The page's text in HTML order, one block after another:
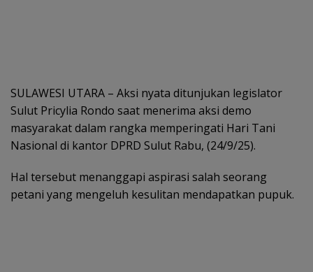
SULAWESI UTARA – Aksi nyata ditunjukan legislator
Sulut Pricylia Rondo saat menerima aksi demo
masyarakat dalam rangka memperingati Hari Tani
Nasional di kantor DPRD Sulut Rabu, (24/9/25).
Hal tersebut menanggapi aspirasi salah seorang
petani yang mengeluh kesulitan mendapatkan pupuk.